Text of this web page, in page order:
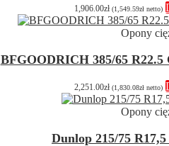
1,906.00zł (1,549.59zł netto)
Opony
BFGOODRICH 385/65
2,251.00zł (1,830.08zł netto)
Opony
Dunlop 215/75